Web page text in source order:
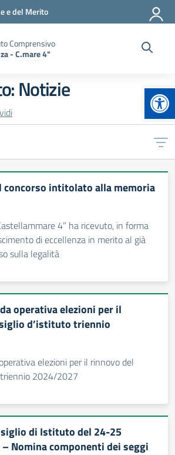
e del Merito
Comprensivo
- C.mare 4"
Notizie
concorso intitolato alla memoria
4” ha ricevuto, in forma
di eccellenza in merito al già
sulla legalità
operativa elezioni per il
d’istituto triennio
elezioni per il rinnovo del
2024/2027
di Istituto del 24-25
Nomina componenti dei seggi